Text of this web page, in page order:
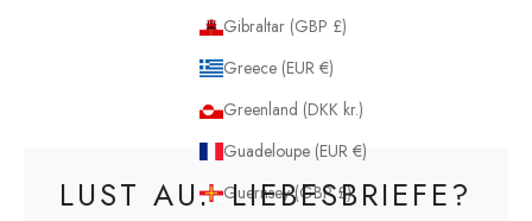
Gibraltar (GBP £)
Greece (EUR €)
Greenland (DKK kr.)
Guadeloupe (EUR €)
Guernsey (GBP £)
LUST AUF LIEBESBRIEFE?